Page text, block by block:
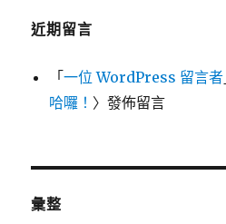
近期留言
「一位 WordPress 留言者
哈囉！ 〉發佈留言
彙整